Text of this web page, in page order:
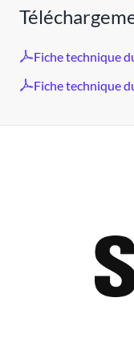
Fiche technique
Fiche technique